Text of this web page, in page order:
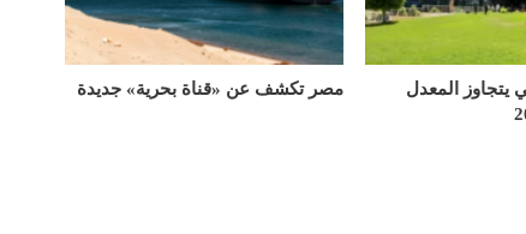
يتجاوز المعدل
مصر تكشف عن «قناة بحرية» جديدة